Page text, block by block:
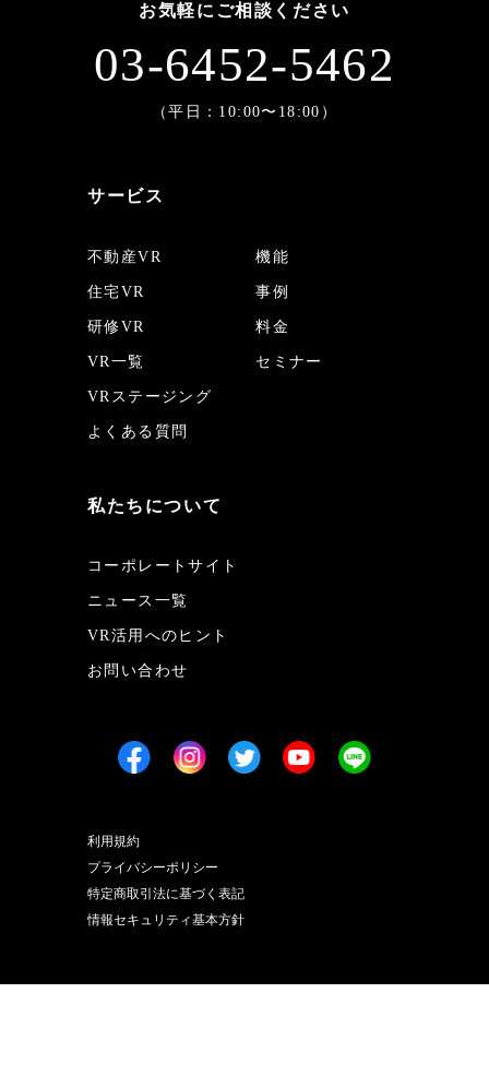
サービス
不動産VR
住宅VR
研修VR
VR一覧
VRステージング
よくある質問
機能
事例
料金
セミナー
私たちについて
コーポレートサイト
ニュース一覧
VR活用へのヒント
お問い合わせ
お気軽にご相談ください
03-6452-5462
（平日：10:00〜18:00）
利用規約
プライバシーポリシー
特定商取引法に基づく表記
情報セキュリティ基本方針